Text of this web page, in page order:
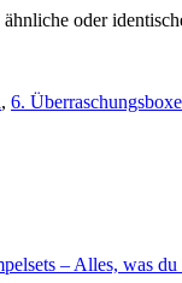
– Alles, was
oder
, 6.